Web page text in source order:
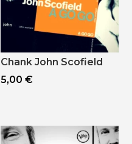
Chank John Scofield
5,00€